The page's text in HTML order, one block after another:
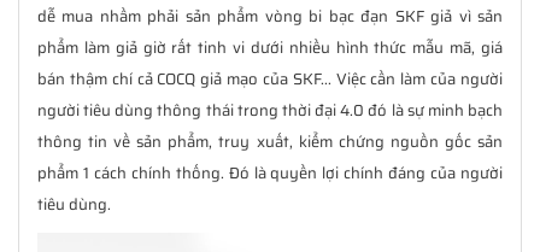
dễ mua nhầm phải sản phẩm vòng bi bạc đạn SKF giả vì sản
phẩm làm giả giờ rất tinh vi dưới nhiều hình thức mẫu mã, giá
bán thậm chí cả COCQ giả mạo của SKF... Việc cần làm của người
người tiêu dùng thông thái trong thời đại 4.0 đó là sự minh bạch
thông tin về sản phẩm, truy xuất, kiểm chứng nguồn gốc sản
phẩm 1 cách chính thống. Đó là quyền lợi chính đáng của người
tiêu dùng.